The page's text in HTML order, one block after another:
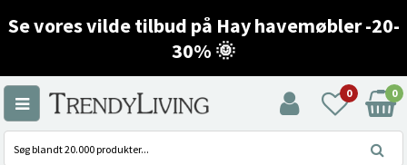
Se vores vilde tilbud på Hay havemøbler -20-
30% 🌞
0 0